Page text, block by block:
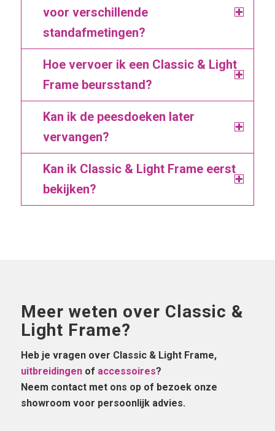
voor verschillende
standafmetingen?
Hoe vervoer ik een Classic & Light
Frame beursstand?
Kan ik de peesdoeken later
vervangen?
Kan ik Classic & Light Frame eerst
bekijken?
Meer weten over Classic &
Light Frame?
Heb je vragen over Classic & Light Frame,
uitbreidingenof accessoires?
Neem contact met ons op of bezoek onze
showroom voor persoonlijk advies.